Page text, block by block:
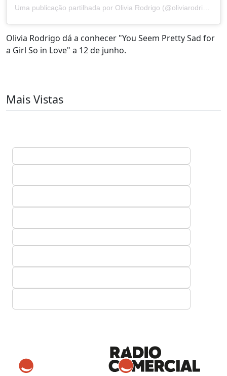
Olivia Rodrigo dá a conhecer "You Seem Pretty Sad for
a Girl So in Love" a 12 de junho.
Mais Vistas